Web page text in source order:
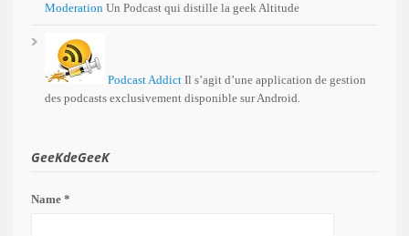
Moderation Un Podcast qui distille la geek Altitude
Podcast Addict Il s’agit d’une application de gestion
des podcasts exclusivement disponible sur Android.
GeeKdeGeeK
Name *